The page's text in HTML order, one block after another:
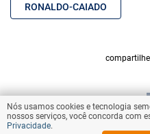
RONALDO-CAIADO
compartilhe
Nós usamos cookies e tecnologia
nossos serviços, você concorda com
Privacidade.